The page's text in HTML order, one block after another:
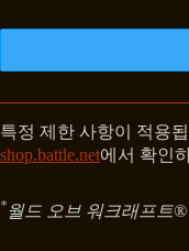
특정 제한 사항이 적용
shop.battle.net에서 확인
*월드 오브 워크래프트